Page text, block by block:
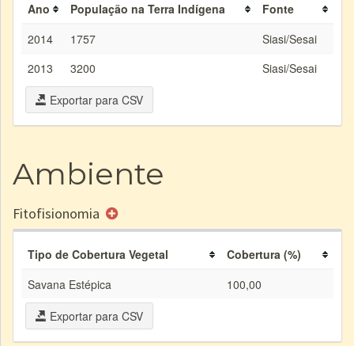
Ano População na Terra Indígena
Fonte
2014
1757
Siasi/Sesai
2013
3200
Siasi/Sesai
Exportar para CSV
Ambiente
Fitofisionomia
Tipo de Cobertura Vegetal
Cobertura (%)
Savana Estépica
100,00
Exportar para CSV